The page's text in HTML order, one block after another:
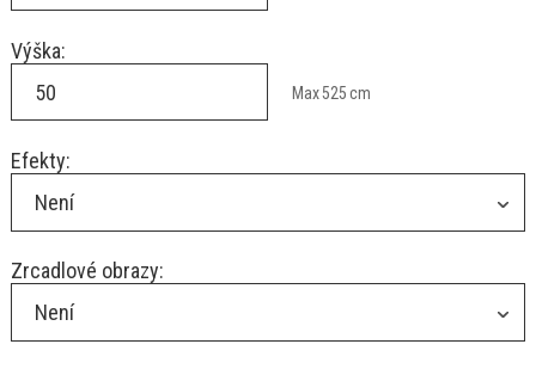
Výška:
Max525cm
Efekty:
Není
Zrcadlové obrazy:
Není